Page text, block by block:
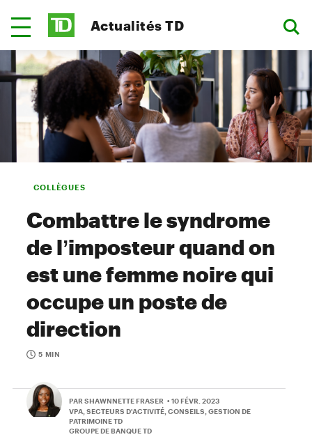
Actualités TD
COLLÈGUES
Combattre le syndrome
de l’imposteur quand on
est une femme noire qui
occupe un poste de
direction
5 MIN
PAR SHAWNNETTE FRASER • 10 FÉVR. 2023
VPA, SECTEURS D'ACTIVITÉ, CONSEILS, GESTION DE
PATRIMOINE TD
GROUPE DE BANQUE TD